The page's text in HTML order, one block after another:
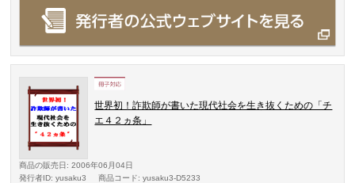
世界初！詐欺師が書いた現代社会を生き抜くための「チ
エ４２ヵ条」
商品の販売日 : 2006年06月04日
発行者ID: yusaku3 商品コード: yusaku3-D5233